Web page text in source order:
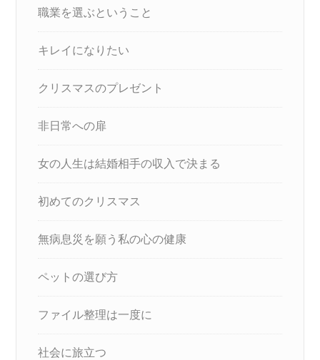
職業を選ぶということ
キレイになりたい
クリスマスのプレゼント
非日常への扉
女の人生は結婚相手の収入で決まる
初めてのクリスマス
無病息災を願う私の心の健康
ペットの選び方
ファイル整理は一度に
社会に旅立つ